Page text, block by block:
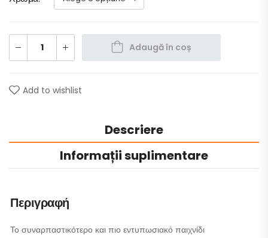
Adaugă în coș
Add to wishlist
Descriere
Informații suplimentare
Περιγραφή
Το συναρπαστικότερο και πιο εντυπωσιακό παιχνίδι